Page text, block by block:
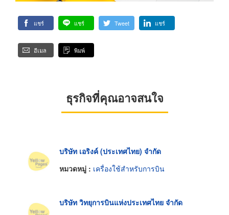
แชร์ แชร์ Tweet แชร์
อีเมล พิมพ์
ธุรกิจที่คุณอาจสนใจ
บริษัท เอริงค์ (ประเทศไทย) จำกัด
หมวดหมู่ : เครื่องใช้สำหรับการบิน
บริษัท วิทยุการบินแห่งประเทศไทย จำกัด